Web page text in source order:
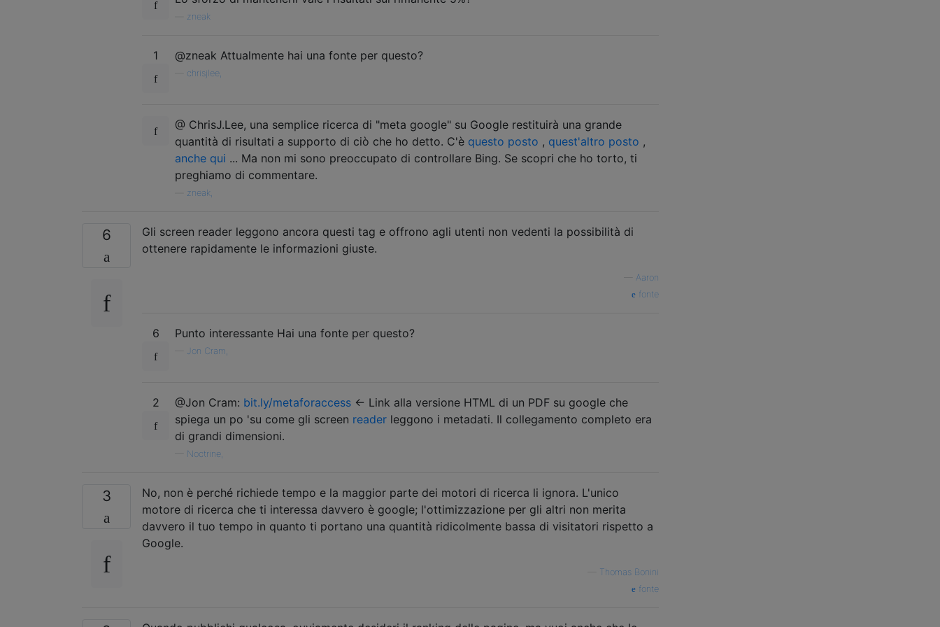
zneak
1 @zneak Attualmente hai una fonte per questo?
chrisjlee,
@ ChrisJ.Lee, una semplice ricerca di "meta google" su Google restituirà una grande
quantità di risultati a supporto di ciò che ho detto. C'è questo posto , quest'altro posto ,
anche qui ... Ma non mi sono preoccupato di controllare Bing. Se scopri che ho torto, ti
preghiamo di commentare.
zneak,
6
Gli screen reader leggono ancora questi tag e offrono agli utenti non vedenti la possibilità di
ottenere rapidamente le informazioni giuste.
Aaron
fonte
6 Punto interessante Hai una fonte per questo?
Jon Cram,
2 @Jon Cram: bit.ly/metaforaccess <- Link alla versione HTML di un PDF su google che
spiega un po 'su come gli screen reader leggono i metadati. Il collegamento completo era
di grandi dimensioni.
Noctrine,
3
No, non è perché richiede tempo e la maggior parte dei motori di ricerca li ignora. L'unico
motore di ricerca che ti interessa davvero è google; l'ottimizzazione per gli altri non merita
davvero il tuo tempo in quanto ti portano una quantità ridicolmente bassa di visitatori rispetto a
Google.
Thomas Bonini
fonte